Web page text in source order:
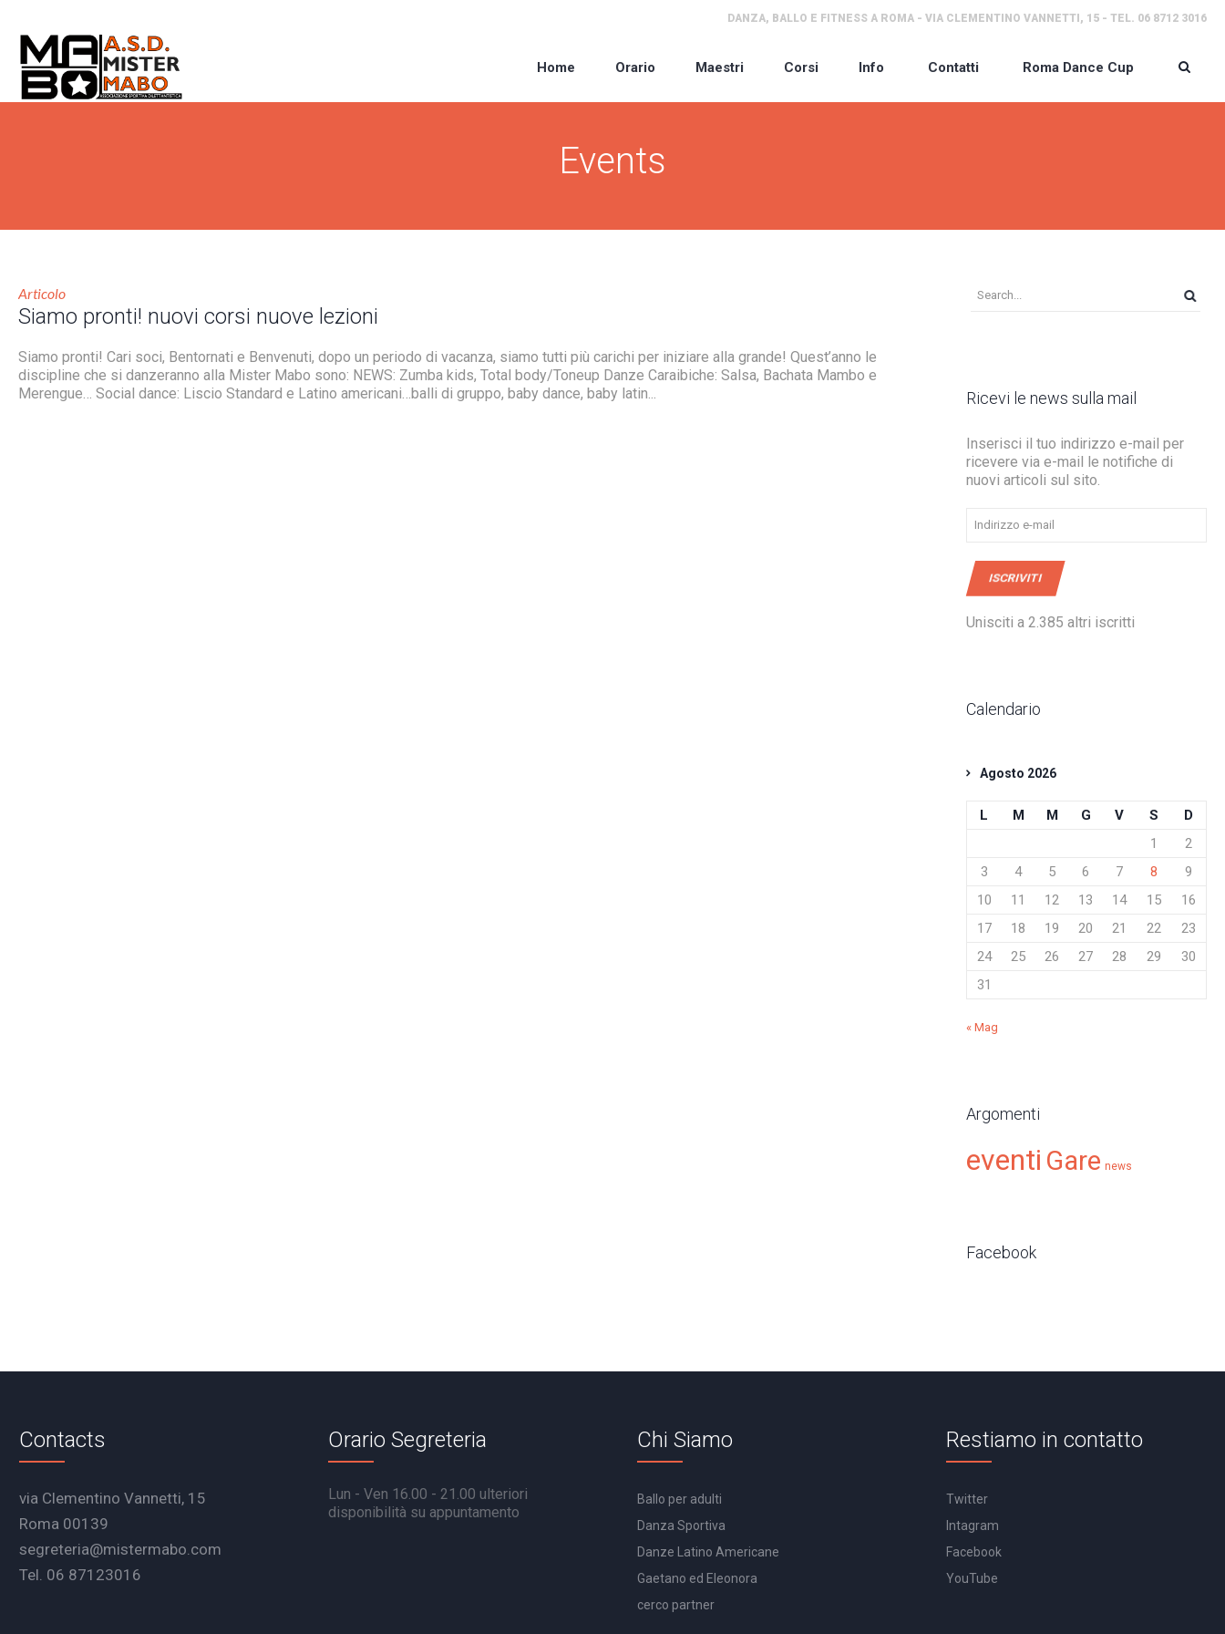
DANZA, BALLO E FITNESS A ROMA - VIA CLEMENTINO VANNETTI, 15 - TEL. 06 8712 3016
Home Orario Maestri Corsi Info Contatti Roma Dance Cup
Events
Articolo
Siamo pronti! nuovi corsi nuove lezioni
Siamo pronti! Cari soci, Bentornati e Benvenuti, dopo un periodo di vacanza, siamo tutti più carichi per iniziare alla grande! Quest’anno le
discipline che si danzeranno alla Mister Mabo sono: NEWS: Zumba kids, Total body/Toneup Danze Caraibiche: Salsa, Bachata Mambo e
Merengue… Social dance: Liscio Standard e Latino americani…balli di gruppo, baby dance, baby latin...
Ricevi le news sulla mail
Inserisci il tuo indirizzo e-mail per
ricevere via e-mail le notifiche di
nuovi articoli sul sito.
Indirizzo
e-
ISCRIVITI
Unisciti a 2.385 altri iscritti
Calendario
Agosto 2026
L M M G V S
D
1
2
3
4 5 6 7 8
9
10
11 12 13 14 15
16
17
18 19 20 21 22
23
24
25 26 27 28 29
30
31
« Mag
Argomenti
eventi Gare news
Facebook
Contacts
via Clementino Vannetti, 15
Roma 00139
segreteria@mistermabo.com
Tel. 06 87123016
Orario Segreteria
Lun - Ven 16.00 - 21.00 ulteriori
disponibilità su appuntamento
Chi Siamo
Ballo per adulti
Danza Sportiva
Danze Latino Americane
Gaetano ed Eleonora
cerco partner
Restiamo in contatto
Twitter
Intagram
Facebook
YouTube